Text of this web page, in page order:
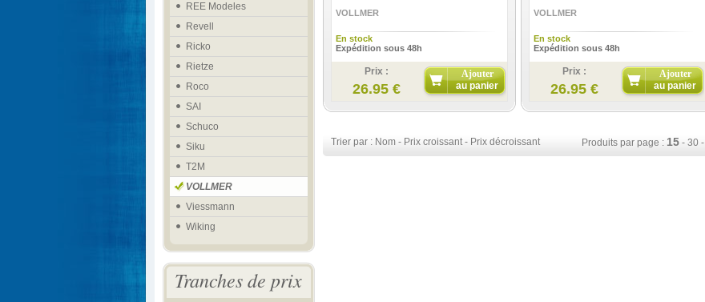
REE Modeles
Revell
Ricko
Rietze
Roco
SAI
Schuco
Siku
T2M
VOLLMER
Viessmann
Wiking
Tranches de prix
VOLLMER
En stock
Expédition sous 48h
Prix :
26.95 €
Ajouter
au panier
VOLLMER
En stock
Expédition sous 48h
Prix :
26.95 €
Ajouter
au panier
Trier par : Nom- Prix croissant- Prix décroissant Produits par page : 15- 30-